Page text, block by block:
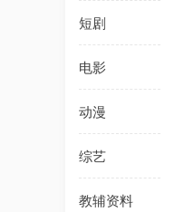
短剧
电影
动漫
综艺
教辅资料